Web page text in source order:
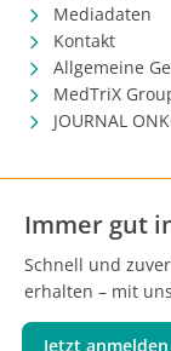
Mediadaten
Kontakt
Allgemeine
MedTriX
JOURNAL
Immer gut
Schnell und
erhalten – mit
Jetzt anmelden